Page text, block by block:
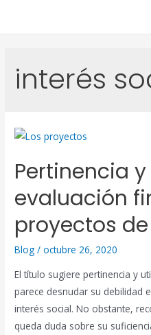
interés
Pertinencia
evaluación
proyectos
Blog /octubre 26, 2020
El título sugiere pertinencia y
parece desnudar su debilidad
interés social. No obstante,
queda duda sobre su